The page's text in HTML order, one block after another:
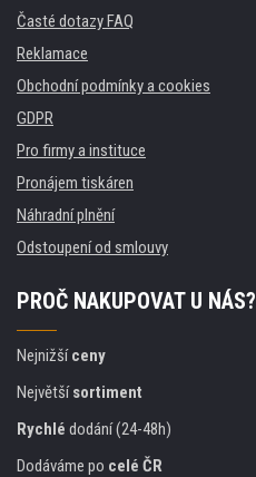
Časté dotazy FAQ
Reklamace
Obchodní podmínky a cookies
GDPR
Pro firmy a instituce
Pronájem tiskáren
Náhradní plnění
Odstoupení od smlouvy
PROČ NAKUPOVAT U NÁS?
Nejnižšíceny
Největšísortiment
Rychlé dodání (24-48h)
Dodáváme po celé ČR